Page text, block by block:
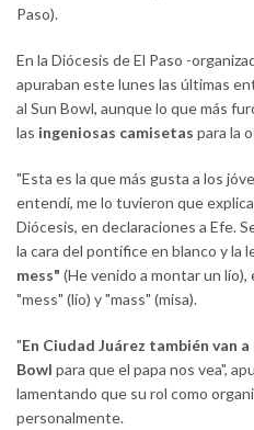
Paso).
En la Diócesis de El Paso -
apuraban este lunes las últimas
al Sun Bowl, aunque lo que más
las ingeniosas camisetas para la
"Esta es la que más gusta a los
entendí, me lo tuvieron que
Diócesis, en declaraciones a Efe.
la cara del pontífice en blanco y la
mess" (He venido a montar un
"mess" (lío) y "mass" (misa).
"En Ciudad Juárez también van
Bowl para que el papa nos vea",
lamentando que su rol como
personalmente.